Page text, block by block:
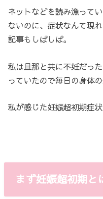
ネットなどを読み漁って
ないのに、症状なんて現
記事もしばしば。
私は旦那と共に不妊だっ
っていたので毎日の身体
私が感じた妊娠超初期症状
まず妊娠超初期と